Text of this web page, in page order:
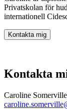
Privatskolan för
internationell
Kontakta mig
Kontakta
Caroline Somerville